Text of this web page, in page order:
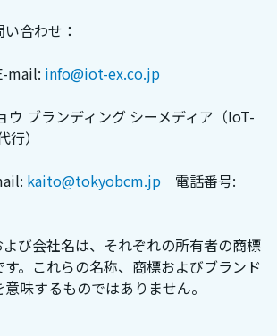
合わせ：
mail: info@iot-ex.co.jp
ウ ブランディング シーメディア（IoT-
）
kaito@tokyobcm.jp 電話番号:
び会社名は、それぞれの所有者の商標
。これらの名称、商標およびブランド
味するものではありません。